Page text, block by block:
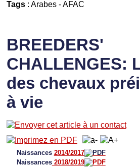
Tags: Arabes-AFAC
BREEDERS'
CHALLENGES:
des chevaux
à vie
Naissances 2014/2017
Naissances2018/2019